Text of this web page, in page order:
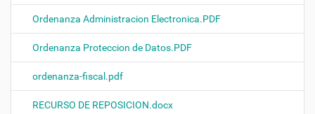
Ordenanza Administracion Electronica.PDF
Ordenanza Proteccion de Datos.PDF
ordenanza-fiscal.pdf
RECURSO DE REPOSICION.docx